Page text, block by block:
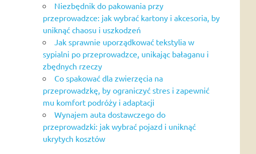
Niezbędnik do pakowania przy
przeprowadzce: jak wybrać kartony i akcesoria, by
uniknąć chaosu i uszkodzeń
Jak sprawnie uporządkować tekstylia w
sypialni po przeprowadzce, unikając bałaganu i
zbędnych rzeczy
Co spakować dla zwierzęcia na
przeprowadzkę, by ograniczyć stres i zapewnić
mu komfort podróży i adaptacji
Wynajem auta dostawczego do
przeprowadzki: jak wybrać pojazd i uniknąć
ukrytych kosztów